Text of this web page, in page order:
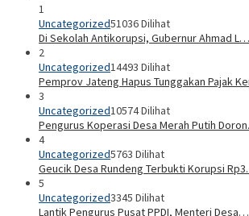
1
Uncategorized51036 Dilihat
Di Sekolah Antikorupsi, Gubernur Ahmad L…
2
Uncategorized14493 Dilihat
Pemprov Jateng Hapus Tunggakan Pajak
3
Uncategorized10574 Dilihat
Pengurus Koperasi Desa Merah Putih
4
Uncategorized5763 Dilihat
Geucik Desa Rundeng Terbukti Korupsi
5
Uncategorized3345 Dilihat
Lantik Pengurus Pusat PPDI, Menteri Desa…